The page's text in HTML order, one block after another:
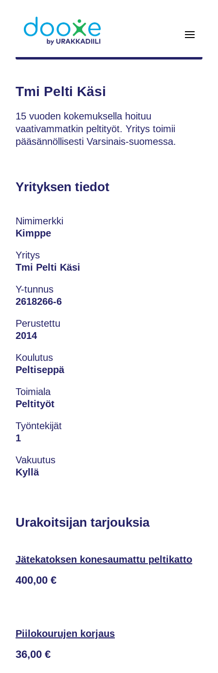
Tmi Pelti Käsi
15 vuoden kokemuksella hoituu
vaativammatkin peltityöt. Yritys toimii
pääsännöllisesti Varsinais-suomessa.
Yrityksen tiedot
Nimimerkki
Kimppe
Yritys
Tmi Pelti Käsi
Y-tunnus
2618266-6
Perustettu
2014
Koulutus
Peltiseppä
Toimiala
Peltityöt
Työntekijät
1
Vakuutus
Kyllä
Urakoitsijan tarjouksia
Jätekatoksen konesaumattu peltikatto
400,00 €
Piilokourujen korjaus
36,00 €